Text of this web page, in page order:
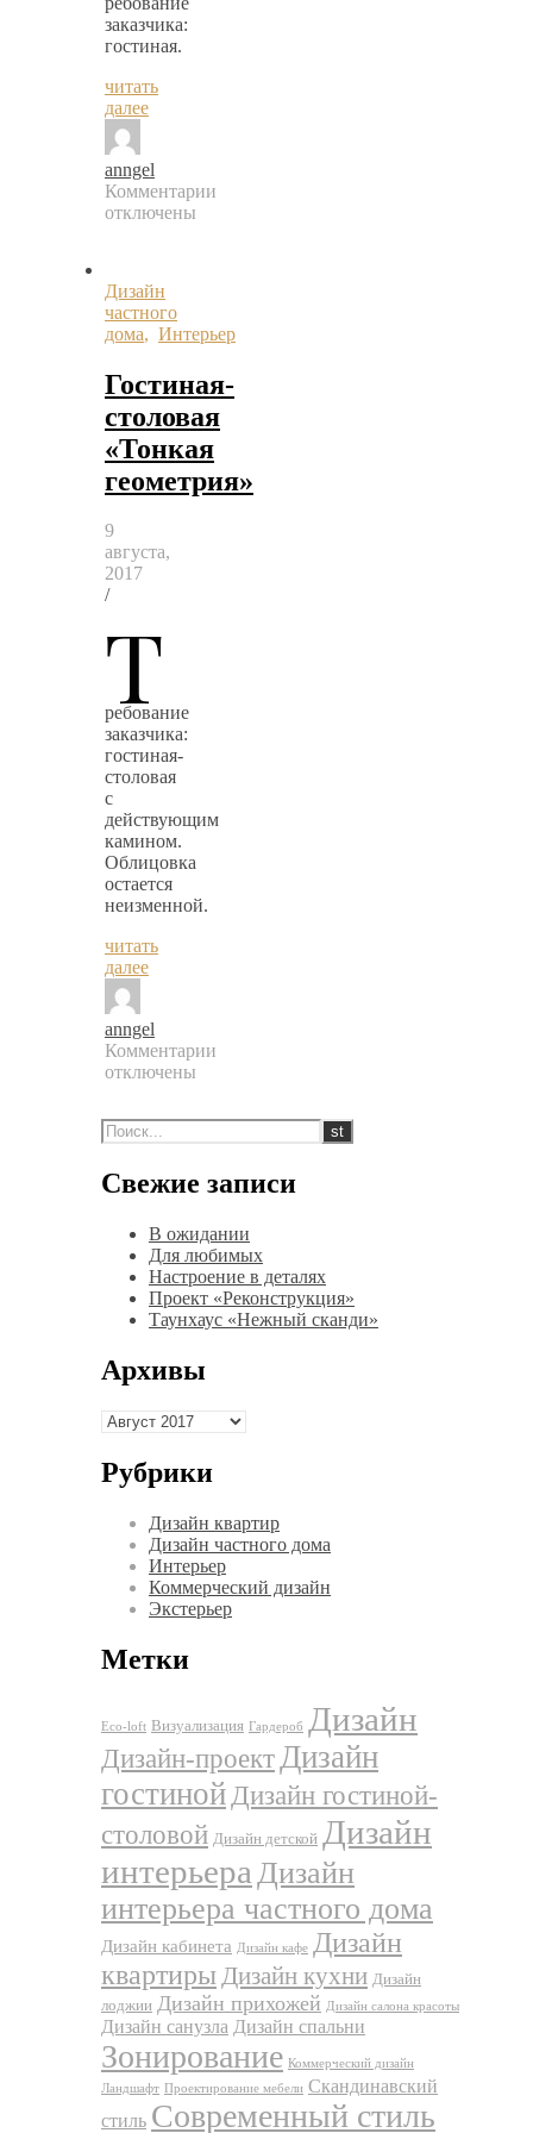
заказчика:
гостиная.
читать
далее
anngel
Комментарии
к
тема»
отключены
Дизайн
частного
дома, Интерьер
Гостиная-
столовая
«Тонкая
геометрия»
9
августа,
2017
/
Т
ребование
заказчика:
гостиная-
столовая
с
действующим
камином.
Облицовка
остается
неизменной.
читать
далее
anngel
Комментарии
к
Гостиная-
столовая
геометрия»
отключены
Свежие записи
В ожидании
Для любимых
Настроение в деталях
Проект «Реконструкция»
Таунхаус «Нежный сканди»
Архивы
Архивы
Рубрики
Дизайн квартир
Дизайн частного дома
Интерьер
Коммерческий дизайн
Экстерьер
Метки
Eco-loft Визуализация Гардероб Дизайн
Дизайн-проект Дизайн
гостиной Дизайн гостиной-
столовой Дизайн детской Дизайн
интерьера Дизайн
интерьера частного дома
Дизайн кабинета Дизайн кафе Дизайн
квартиры Дизайн кухни Дизайн
лоджии Дизайн прихожей Дизайн салона красоты
Дизайн санузла Дизайн спальни
Зонирование Коммерческий дизайн
Ландшафт Проектирование мебели Скандинавский
стиль Современный стиль